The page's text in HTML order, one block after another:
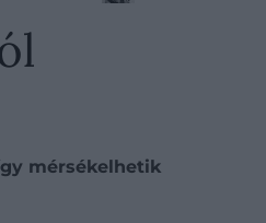
mérsékelhetik